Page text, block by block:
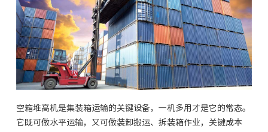
空箱堆高机是集装箱运输的关键设备，一机多用才是它的常态。
它既可做水平运输，又可做装卸搬运、拆装箱作业，关键成本